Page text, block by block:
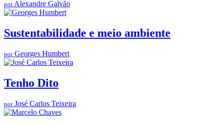
por Alexandre Galvão
Sustentabilidade e meio ambiente
por Georges Humbert
Tenho Dito
por José Carlos Teixeira